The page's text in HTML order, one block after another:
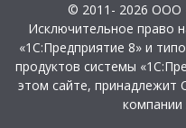
© 2011- 2026 ООО
Исключительное право
«1С:Предприятие 8» и
продуктов системы
этом сайте,
компании